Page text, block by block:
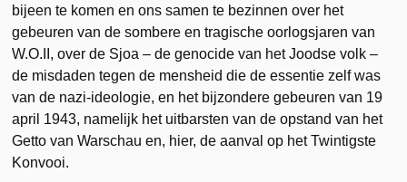
bijeen te komen en ons samen te bezinnen over het
gebeuren van de sombere en tragische oorlogsjaren van
W.O.II, over de Sjoa – de genocide van het Joodse volk –
de misdaden tegen de mensheid die de essentie zelf was
van de nazi-ideologie, en het bijzondere gebeuren van 19
april 1943, namelijk het uitbarsten van de opstand van het
Getto van Warschau en, hier, de aanval op het Twintigste
Konvooi.